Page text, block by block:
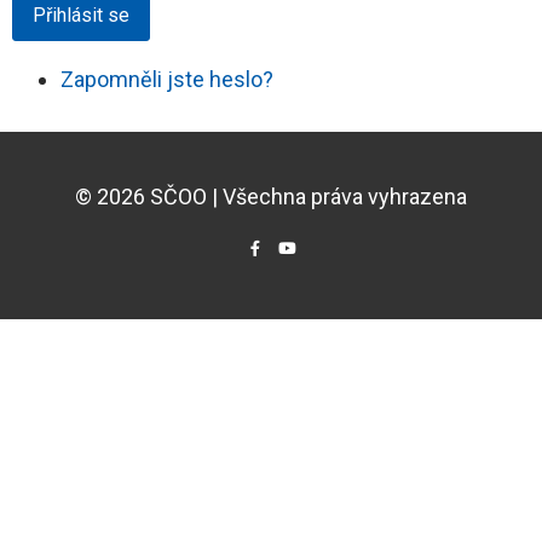
Přihlásit se
Zapomněli jste heslo?
© 2026 SČOO | Všechna práva vyhrazena